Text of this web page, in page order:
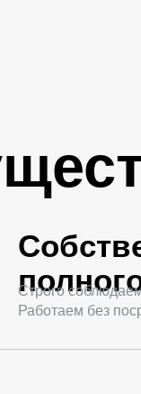
Строго
Работаем без